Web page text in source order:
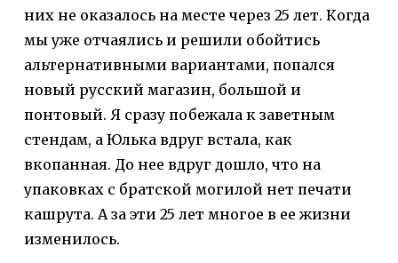
них не оказалось на месте через 25 лет. Когда
мы уже отчаялись и решили обойтись
альтернативными вариантами, попался
новый русский магазин, большой и
понтовый. Я сразу побежала к заветным
стендам, а Юлька вдруг встала, как
вкопанная. До нее вдруг дошло, что на
упаковках с братской могилой нет печати
кашрута. А за эти 25 лет многое в ее жизни
изменилось.